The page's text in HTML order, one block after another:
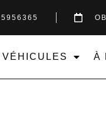
VÉHICULES À